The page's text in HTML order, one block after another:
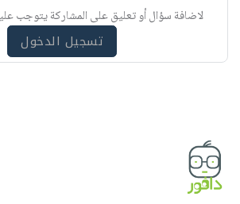
ي
لاضافة سؤال أو تعليق على المشاركة يتوجب
تسجيل الدخول